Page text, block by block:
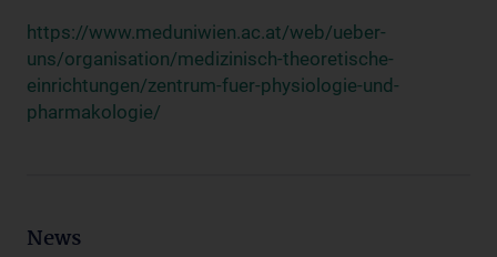
https://www.meduniwien.ac.at/web/ueber-
uns/organisation/medizinisch-theoretische-
einrichtungen/zentrum-fuer-physiologie-und-
pharmakologie/
News